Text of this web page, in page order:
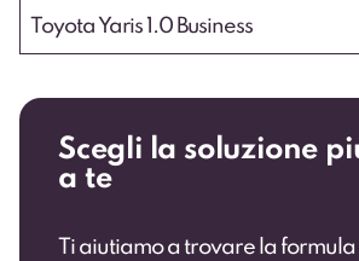
Toyota Yaris 1.0 Business
Scegli la soluzione
a te
Ti aiutiamo a trovare la